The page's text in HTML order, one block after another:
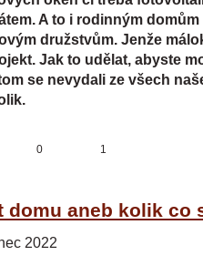
A to i rodinným domům
družstvům. Jenže
Jak to udělat, abyste
se nevydali ze všech
1
0
domu aneb kolik co
2022